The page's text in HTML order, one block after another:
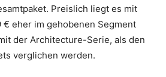
Preislich liegt es mit
€ eher im gehobenen Segment
der Architecture-Serie, als den
verglichen werden.